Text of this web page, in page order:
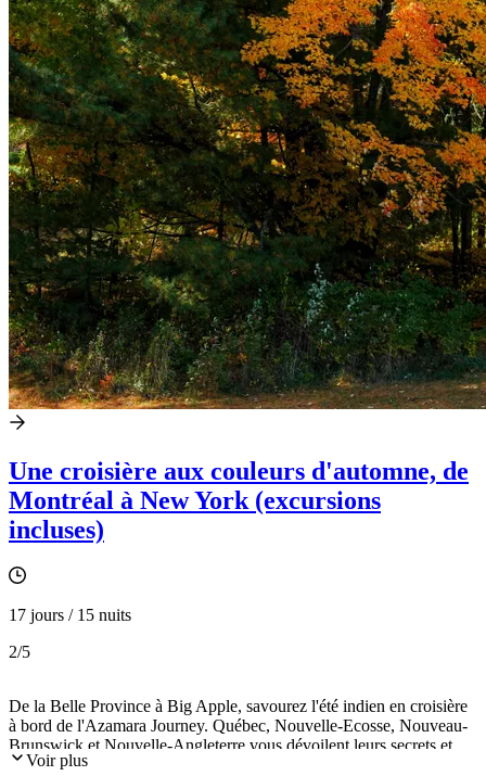
Une croisière aux couleurs d'automne, de
Montréal à New York (excursions
incluses)
17 jours / 15 nuits
2/5
De la Belle Province à Big Apple, savourez l'été indien en croisière
à bord de l'Azamara Journey. Québec, Nouvelle-Ecosse, Nouveau-
Brunswick et Nouvelle-Angleterre vous dévoilent leurs secrets et
traditions au fil de l'eau. Immersion dans la culture Innue et dans la
Voir plus